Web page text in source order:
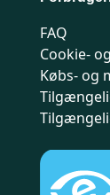
FAQ
Cookie-
Købs- og